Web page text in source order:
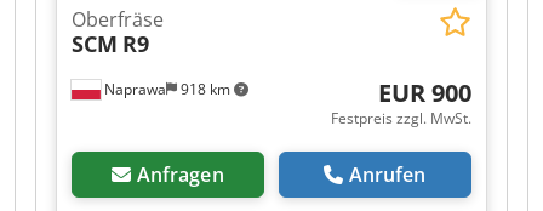
Naprawa 918 km
Oberfräse
SCM R9
EUR 900
Festpreis zzgl. MwSt.
Anfragen Anrufen